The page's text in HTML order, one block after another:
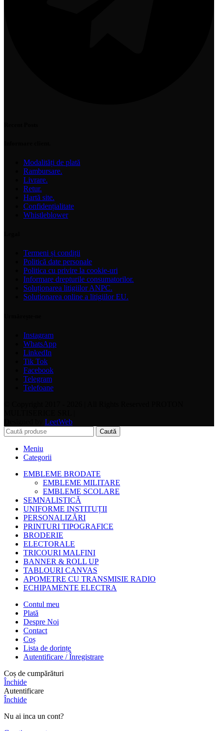
Modalități de plată
Rambursare.
Livrare.
Retur.
Hartă site.
Confidențialitate
Whistleblower
Termeni și condiții
Politică date personale
Politica cu privire la cookie-uri
Informare drepturile consumatorilor.
Soluționarea litigiilor ANPC.
Solutionarea online a litigiilor EU.
Instagram
WhatsApp
LinkedIn
Tik Tok
Facebook
Telegram
Telefoane
LeetWeb
Caută
Meniu
Categorii
EMBLEME BRODATE
EMBLEME MILITARE
EMBLEME SCOLARE
SEMNALISTICĂ
UNIFORME INSTITUȚII
PERSONALIZĂRI
PRINTURI TIPOGRAFICE
BRODERIE
ELECTORALE
TRICOURI MALFINI
BANNER & ROLL UP
TABLOURI CANVAS
APOMETRE CU TRANSMISIE RADIO
ECHIPAMENTE ELECTRA
Contul meu
Plată
Despre Noi
Contact
Coș
Lista de dorințe
Autentificare / Înregistrare
Coș de cumpărături
Închide
Autentificare
Închide
Nu ai inca un cont?